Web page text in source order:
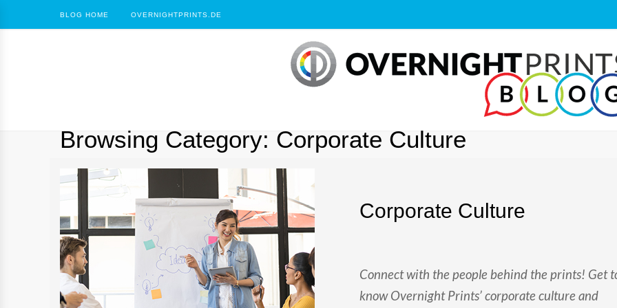
BLOG HOME OVERNIGHTPRINTS.DE
Browsing Category: Corporate Culture
Corporate Culture
Connect with the people behind the prints! Get
know Overnight Prints’ corporate culture and